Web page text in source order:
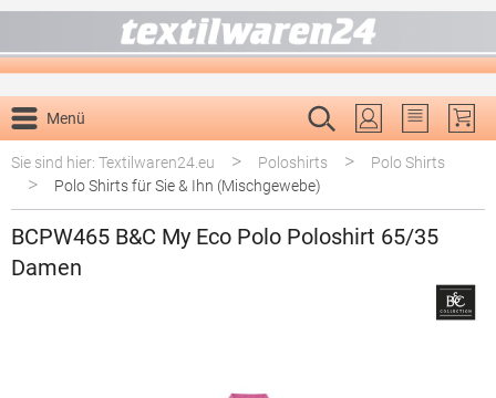
Menü
Du hast 0
Sie sind hier: Textilwaren24.eu
> Poloshirts > Polo Shirts
> Polo Shirts für Sie & Ihn (Mischgewebe)
BCPW465 B&C My Eco Polo Poloshirt 65/35
Damen